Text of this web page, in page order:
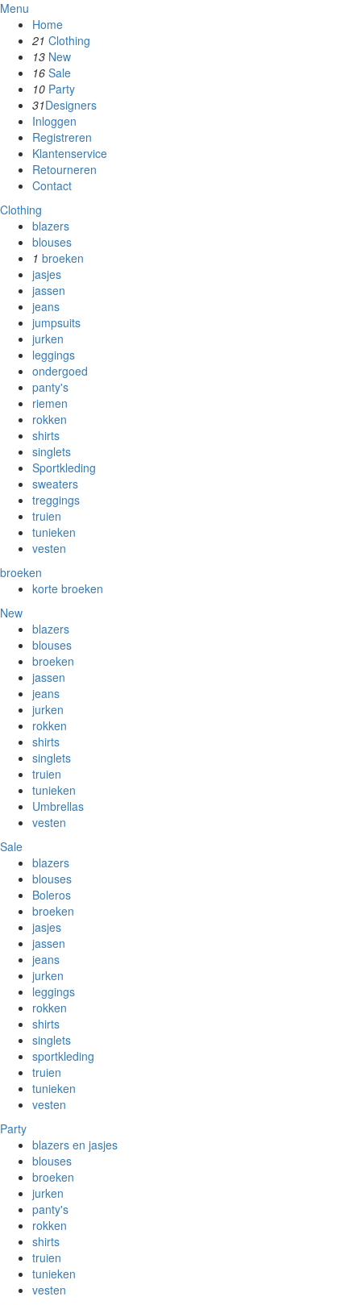
Menu
Home
21 Clothing
13 New
16 Sale
10 Party
31Designers
Inloggen
Registreren
Klantenservice
Retourneren
Contact
Clothing
blazers
blouses
1 broeken
jasjes
jassen
jeans
jumpsuits
jurken
leggings
ondergoed
panty's
riemen
rokken
shirts
singlets
Sportkleding
sweaters
treggings
truien
tunieken
vesten
broeken
korte broeken
New
blazers
blouses
broeken
jassen
jeans
jurken
rokken
shirts
singlets
truien
tunieken
Umbrellas
vesten
Sale
blazers
blouses
Boleros
broeken
jasjes
jassen
jeans
jurken
leggings
rokken
shirts
singlets
sportkleding
truien
tunieken
vesten
Party
blazers en jasjes
blouses
broeken
jurken
panty's
rokken
shirts
truien
tunieken
vesten